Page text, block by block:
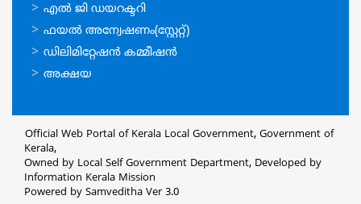
ഉപയോഗപ്രദമായ
കണ്ണികള്‍
എല്‍ ജി ഡയറക്ടറി
ഫയല്‍ അന്വേഷണം(സ്റ്റേറ്റ്)
ഡിലിമിറ്റേഷന്‍ കമ്മീഷന്‍
അക്ഷയ
Official Web Portal of Kerala Local Government, Government of
Kerala,
Owned by Local Self Government Department, Developed by
Information Kerala Mission
Powered by Samveditha Ver 3.0